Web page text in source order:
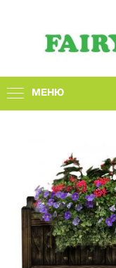
МЕНЮ